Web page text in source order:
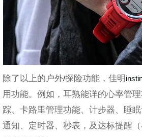
除了以上的户外/探险功能，佳明
用功能。例如，耳熟能详的心率管
踪、卡路里管理功能、计步器、睡
通知、定时器、秒表，及达标提醒